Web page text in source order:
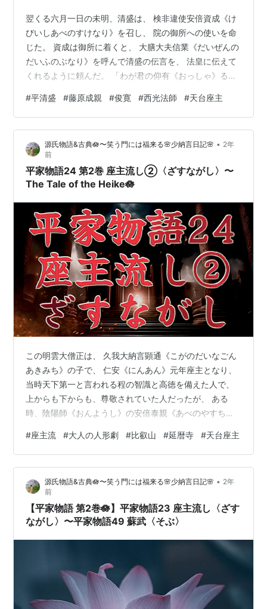
翌くる六月一日の未明、清盛は、 検非違使安倍資成《け
びいしあべのすけなり》を召し、 院の御所への使いを命
じた。 資成は御所に着くと、 大膳大夫信業《だいぜんの
だいふのぶなり》を呼んで清盛の伝言を、 法皇に伝えて
くれるように頼んだ。 「わが君の仰有《おっしゃ》るに
という計画をお持ちとききました。 こちらとしても捨て
ては置かれませんから、 一人一人召し捕え、いい様に処
分するつもりでいますが、 その点あらかじめご了承下さ
って、 何卒ご妨害などしないで頂きたいのです」 信業も
この知らせにひどく、どぎまぎしながら、 「暫くお待ち
を、唯今、法皇にお取次…
#平清盛 #藤原成親 #俊寛 #西光法師 #天台座主
源氏物語&古典🪷〜笑う門には福来る🌸少納言日記🌸 • 2年
前
平家物語24 第2巻 座主流し②〈ざすながし〉〜
The Tale of the Heike🪷
この明雲大僧正は、 久我大納言顕通《こがのだいなごん
あきみち》の子で、 仁安《にんあん》元年座主となり、
当時天下第一と言われる程の智識と高徳を備えた人で、
上からも下からも、尊敬されていた人だったが、 ある
時、陰陽師《おんようし》の安倍泰親《あべのやすち
明雲の名は、上に日月、下に雲と、 行末の思いやられる
お名前だ」 といったことがあったが、今になってみる
と、 その言葉もある程度うなずけるものがある。 二十一
日は、座主の京都追放の日であった。 執行役人に追い立
てられながら、 座主は泣くなく京をあとにして、 一先
ず、一切経谷にある草庵に入った…
#座主流 #大人の人形劇 #比叡山 #延暦寺 #天台座主
源氏物語&古典🪷〜笑う門には福来る🌸少納言日記🌸 • 2年
前
【平家物語 第2巻🪷】平家物語23 座主流し〈ざす
ながし〉〜平家物語49 蘇武〈そぶ〉